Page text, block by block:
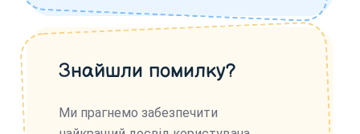
Знайшли помилку?
Ми прагнемо забезпечити